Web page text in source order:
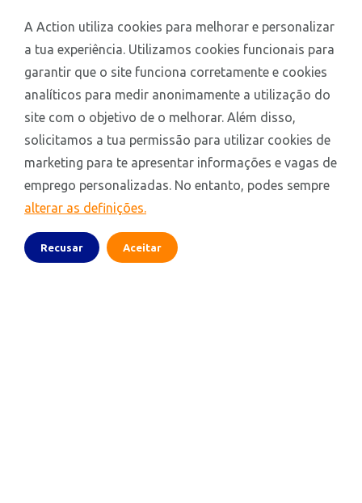
A Action utiliza cookies para melhorar e personalizar
a tua experiência. Utilizamos cookies funcionais para
garantir que o site funciona corretamente e cookies
analíticos para medir anonimamente a utilização do
site com o objetivo de o melhorar. Além disso,
solicitamos a tua permissão para utilizar cookies de
marketing para te apresentar informações e vagas de
emprego personalizadas. No entanto, podes sempre
alterar as definições.
Recusar Aceitar